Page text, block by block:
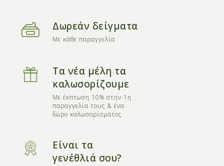
Δωρεάν δείγματα
Με κάθε παραγγελία
Τα νέα μέλη τα
καλωσορίζουμε
Με έκπτωση 10% στην 1η
παραγγελία τους & ένα
δώρο καλωσορίσματος
Είναι τα
γενέθλιά σου?